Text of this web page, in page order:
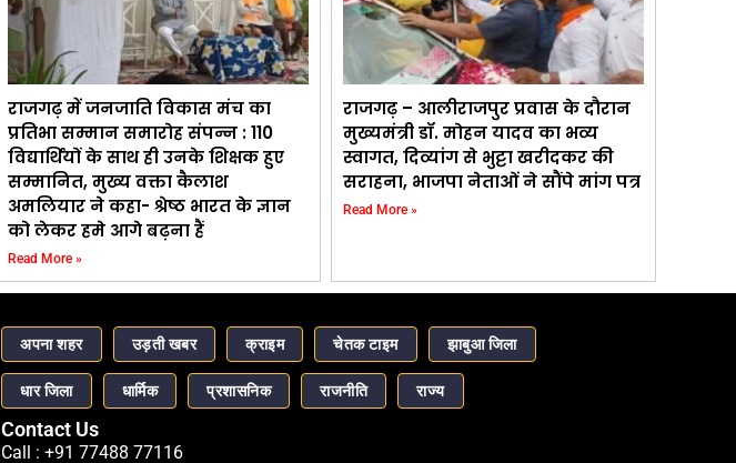
राजगढ़ में जनजाति विकास मंच का
प्रतिभा सम्मान समारोह संपन्न : 110
विद्यार्थियों के साथ ही उनके शिक्षक हुए
सम्मानित, मुख्य वक्ता कैलाश
अमलियार ने कहा- श्रेष्ठ भारत के ज्ञान
को लेकर हमे आगे बढ़ना हैं
Read More »
राजगढ़ – आलीराजपुर प्रवास के दौरान
मुख्यमंत्री डॉ. मोहन यादव का भव्य
स्वागत, दिव्यांग से भुट्टा खरीदकर की
सराहना, भाजपा नेताओं ने सौंपे मांग पत्र
Read More »
अपना शहर उड़ती खबर क्राइम चेतक टाइम झाबुआ जिला
धार जिला धार्मिक प्रशासनिक राजनीति राज्य
Contact Us
Call : +91 77488 77116